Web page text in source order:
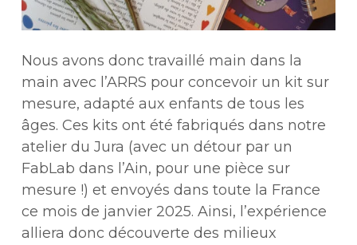
Nous avons donc travaillé main dans la
main avec l’ARRS pour concevoir un kit sur
mesure, adapté aux enfants de tous les
âges. Ces kits ont été fabriqués dans notre
atelier du Jura (avec un détour par un
FabLab dans l’Ain, pour une pièce sur
mesure !) et envoyés dans toute la France
ce mois de janvier 2025. Ainsi, l’expérience
alliera donc découverte des milieux